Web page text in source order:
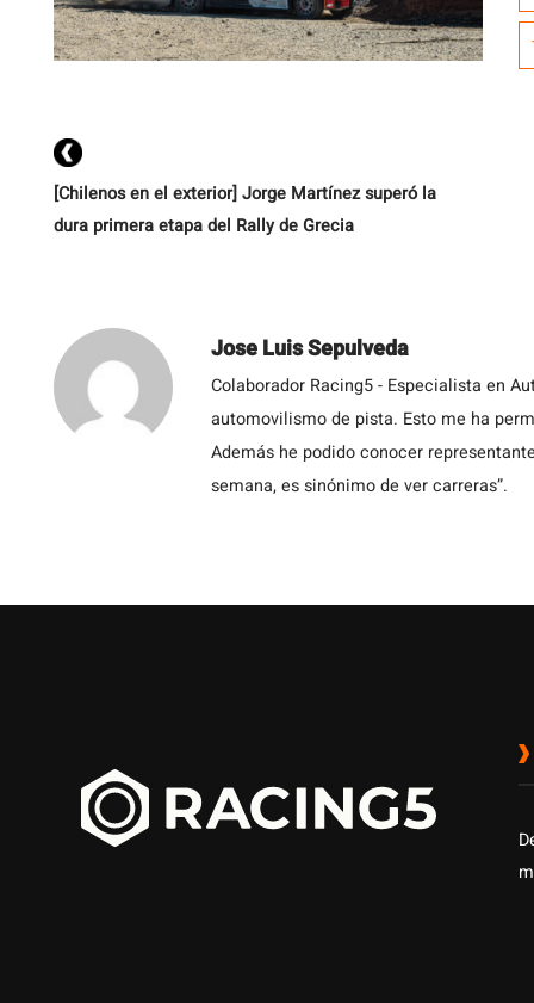
[Chilenos en el exterior] Jorge Martínez superó la
dura primera etapa del Rally de Grecia
Jose Luis Sepulveda
Colaborador Racing5 - Especialista en
automovilismo de pista. Esto me ha
Además he podido conocer
semana, es sinónimo de ver carreras”.